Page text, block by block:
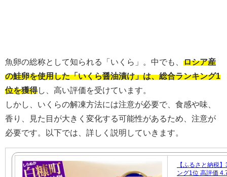
魚卵の総称として知られる「いくら」。中でも、 ロシア産
の鮭卵を使用した「いくら醤油漬け」は、総合ランキング1
位を獲得し、高い評価を受けています。
しかし、いくらの解凍方法には注意が必要で、食感や味、
香り、見た目が大きく変化する可能性があるため、注意が
必要です。以下では、詳しく説明していきます。
【ふるさと納税
ング1位 高評価